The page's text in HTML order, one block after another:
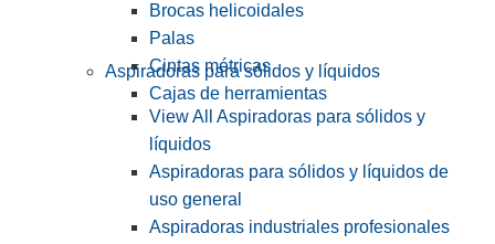
Brocas helicoidales
Palas
Cintas métricas
Cajas de herramientas
Aspiradoras para sólidos y líquidos
View All Aspiradoras para sólidos y
líquidos
Aspiradoras para sólidos y líquidos de
uso general
Aspiradoras industriales profesionales